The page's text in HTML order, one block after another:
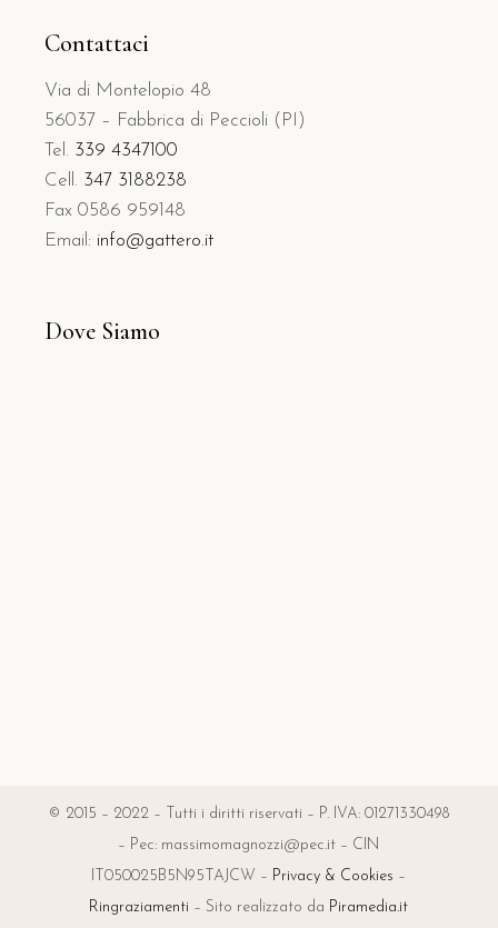
Contattaci
Via di Montelopio 48
56037 – Fabbrica di Peccioli (PI)
Tel. 339 4347100
Cell. 347 3188238
Fax 0586 959148
Email: info@gattero.it
Dove Siamo
© 2015 – 2022 – Tutti i diritti riservati – P. IVA: 01271330498
– Pec: massimomagnozzi@pec.it – CIN
IT050025B5N95TAJCW – Privacy & Cookies –
Ringraziamenti – Sito realizzato da Piramedia.it